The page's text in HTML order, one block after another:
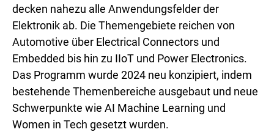
decken nahezu alle Anwendungsfelder der
Elektronik ab. Die Themengebiete reichen von
Automotive über Electrical Connectors und
Embedded bis hin zu IIoT und Power Electronics.
Das Programm wurde 2024 neu konzipiert, indem
bestehende Themenbereiche ausgebaut und neue
Schwerpunkte wie AI Machine Learning und
Women in Tech gesetzt wurden.